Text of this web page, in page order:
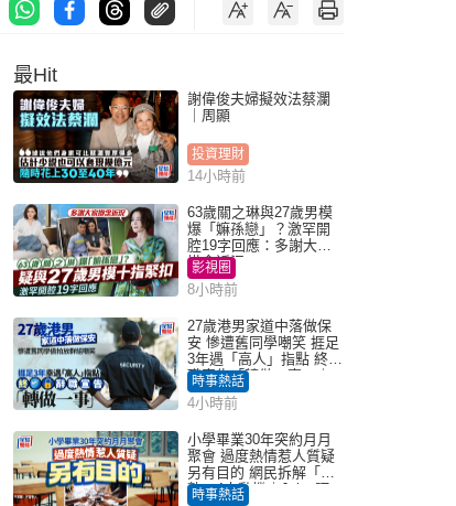
最Hit
謝偉俊夫婦擬效法蔡瀾
｜周顯
投資理財
14小時前
63歲關之琳與27歲男模
爆「嫲孫戀」？激罕開
腔19字回應：多謝大家
掛念近況
影視圈
8小時前
27歲港男家道中落做保
安 慘遭舊同學嘲笑 捱足
3年遇「高人」指點 終辭
職宣告「轉做一事」｜
Juicy叮
時事熱話
4小時前
小學畢業30年突約月月
聚會 過度熱情惹人質疑
另有目的 網民拆解「扮
熟」4大動機｜Juicy叮
時事熱話